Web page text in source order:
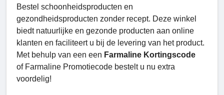
Bestel schoonheidsproducten en
gezondheidsproducten zonder recept. Deze winkel
biedt natuurlijke en gezonde producten aan online
klanten en faciliteert u bij de levering van het product.
Met behulp van een een Farmaline Kortingscode
of Farmaline Promotiecode bestelt u nu extra
voordelig!